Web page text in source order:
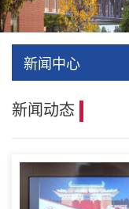
新闻中心
新闻动态